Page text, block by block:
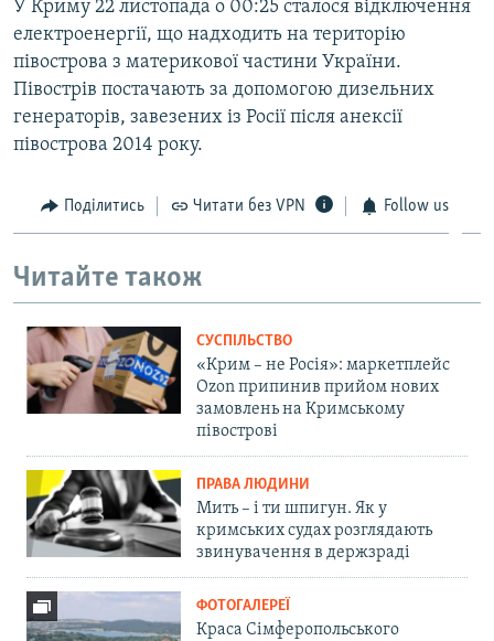
У Криму 22 листопада о 00:25 сталося відключення
електроенергії, що надходить на територію
півострова з материкової частини України.
Півострів постачають за допомогою дизельних
генераторів, завезених із Росії після анексії
півострова 2014 року.
Поділитись Читати без VPN Follow us
Читайте також
СУСПІЛЬСТВО
«Крим – не Росія»: маркетплейс
Ozon припинив прийом нових
замовлень на Кримському
півострові
ПРАВА ЛЮДИНИ
Мить – і ти шпигун. Як у
кримських судах розглядають
звинувачення в держзраді
ФОТОГАЛЕРЕЇ
Краса Сімферопольського